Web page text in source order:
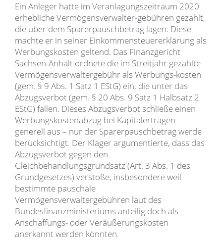
Ein Anleger hatte im Veranlagungszeitraum 2020
erhebliche Vermögensverwalter-gebühren gezahlt,
die über dem Sparerpauschbetrag lagen. Diese
machte er in seiner Einkommensteuererklärung als
Werbungskosten geltend. Das Finanzgericht
Sachsen-Anhalt ordnete die im Streitjahr gezahlte
Vermögensverwaltergebühr als Werbungs-kosten
(gem. § 9 Abs. 1 Satz 1 EStG) ein, die unter das
Abzugsverbot (gem. § 20 Abs. 9 Satz 1 Halbsatz 2
EStG) fallen. Dieses Abzugsverbot schließe einen
Werbungskostenabzug bei Kapitalerträgen
generell aus – nur der Sparerpauschbetrag werde
berücksichtigt. Der Kläger argumentierte, dass das
Abzugsverbot gegen den
Gleichbehandlungsgrundsatz (Art. 3 Abs. 1 des
Grundgesetzes) verstoße, insbesondere weil
bestimmte pauschale
Vermögensverwaltergebühren laut des
Bundesfinanzministeriums anteilig doch als
Anschaffungs- oder Veräußerungskosten
anerkannt werden könnten.